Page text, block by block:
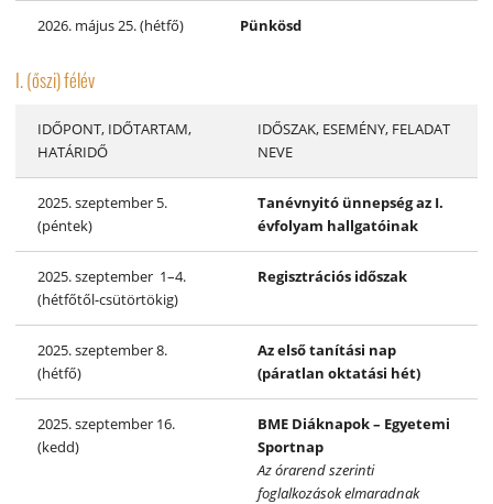
2026. május 25. (hétfő) Pünkösd
I. (őszi) félév
IDŐPONT, IDŐTARTAM,
HATÁRIDŐ
IDŐSZAK, ESEMÉNY, FELADAT
NEVE
2025. szeptember 5.
(péntek)
Tanévnyitó ünnepség az I.
évfolyam hallgatóinak
2025. szeptember 1–4.
(hétfőtől-csütörtökig)
Regisztrációs időszak
2025. szeptember 8.
(hétfő)
Az első tanítási nap
(páratlan oktatási hét)
2025. szeptember 16.
(kedd)
BME Diáknapok – Egyetemi
Sportnap
Az órarend szerinti
foglalkozások elmaradnak